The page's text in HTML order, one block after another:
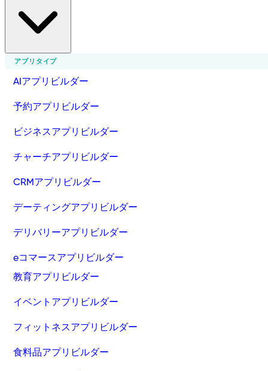
アプリタイプ
AIアプリビルダー
予約アプリビルダー
ビジネスアプリビルダー
チャーチアプリビルダー
CRMアプリビルダー
デーティングアプリビルダー
デリバリーアプリビルダー
eコマースアプリビルダー
教育アプリビルダー
イベントアプリビルダー
フィットネスアプリビルダー
食料品アプリビルダー